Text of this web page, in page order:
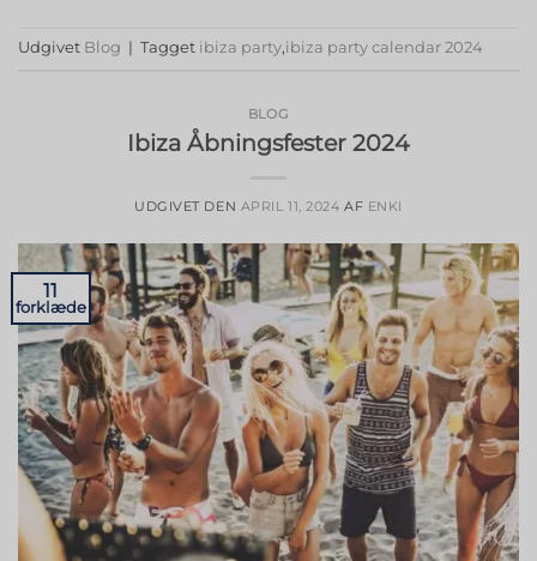
Udgivet Blog | Tagget ibiza party,ibiza party calendar 2024
BLOG
Ibiza Åbningsfester 2024
UDGIVET DEN APRIL 11, 2024 AF ENKI
11
forklæde